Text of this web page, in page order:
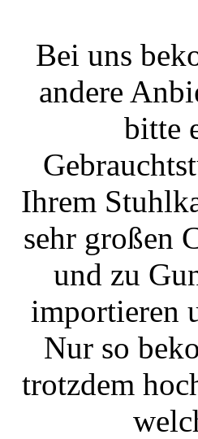
Bei uns
andere
bitte
Ihrem
sehr großen
und zu
importieren
Nur so
trotzdem